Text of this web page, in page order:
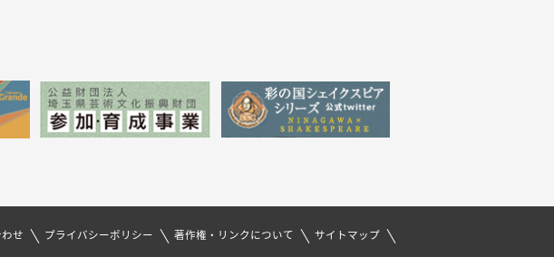
せ プライバシーポリシー 著作権・リンクについて サイトマップ